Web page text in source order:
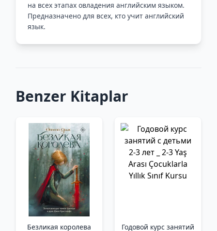
на всех этапах овладения английским языком.
Предназначено для всех, кто учит английский
язык.
Benzer Kitaplar
Безликая королева Годовой курс занятий